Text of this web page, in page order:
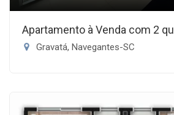
Apartamento à Venda com 2
Gravatá, Navegantes-SC